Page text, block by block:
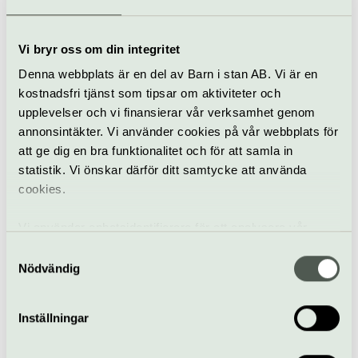
Vi bryr oss om din integritet
Denna webbplats är en del av Barn i stan AB. Vi är en
kostnadsfri tjänst som tipsar om aktiviteter och
upplevelser och vi finansierar vår verksamhet genom
annonsintäkter. Vi använder cookies på vår webbplats för
att ge dig en bra funktionalitet och för att samla in
statistik. Vi önskar därför ditt samtycke att använda
cookies.
samt tillhandahålla funktioner för sociala medier. Vi
vidarebefordrar även sådana identifierare och annan
information från din enhet till de sociala medier och
annons- och analysföretag som vi samarbetar med.
Nödvändig
Inställningar
Konsert
The Armed Man
15 oktober
Storkyrkan